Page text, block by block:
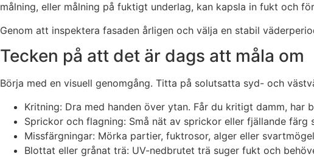
målning, eller målning på fuktigt underlag, kan kapsla in fukt och
Genom att inspektera fasaden årligen och välja en stabil
Tecken på att det är dags att måla om
Börja med en visuell genomgång. Titta på solutsatta syd- och
Kritning: Dra med handen över ytan. Får du kritigt damm, har
Sprickor och flagning: Små nät av sprickor eller fjällande färg
Missfärgningar: Mörka partier, fuktrosor, alger eller
Blottat eller grånat trä: UV-nedbrutet trä suger fukt och